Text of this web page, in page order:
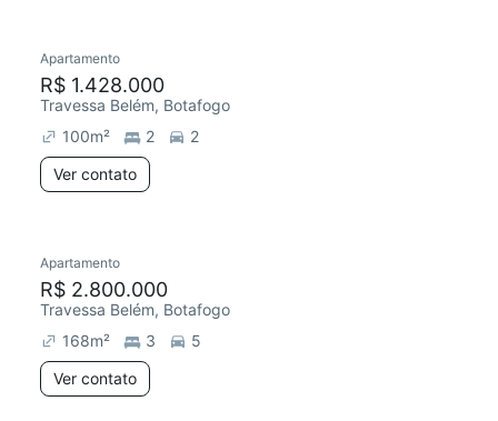
Redecorar
Apartamento
R$ 1.428.000
Travessa Belém, Botafogo
100m² 2
2
Ver contato
Redecorar
Apartamento
R$ 2.800.000
Travessa Belém, Botafogo
168m² 3
5
Ver contato